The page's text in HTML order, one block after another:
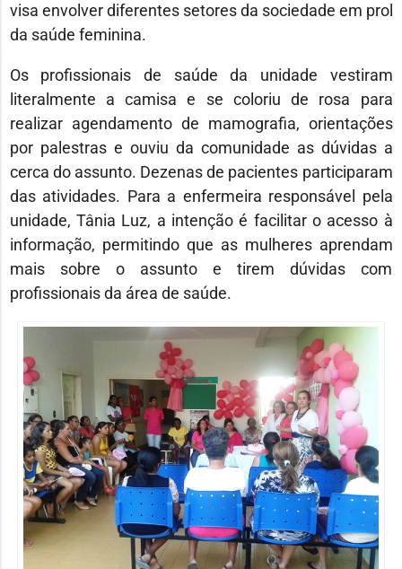
visa envolver diferentes setores da sociedade em prol
da saúde feminina.
Os profissionais de saúde da unidade vestiram
literalmente a camisa e se coloriu de rosa para
realizar agendamento de mamografia, orientações
por palestras e ouviu da comunidade as dúvidas a
cerca do assunto. Dezenas de pacientes participaram
das atividades. Para a enfermeira responsável pela
unidade, Tânia Luz, a intenção é facilitar o acesso à
informação, permitindo que as mulheres aprendam
mais sobre o assunto e tirem dúvidas com
profissionais da área de saúde.